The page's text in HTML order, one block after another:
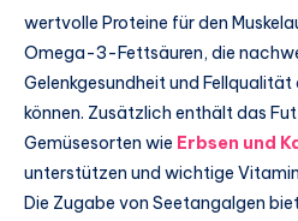
wertvolle Proteine für den
Omega-3-Fettsäuren, die
Gelenkgesundheit und Fellqualität
können. Zusätzlich enthält das
Gemüsesorten wie Erbsen und
unterstützen und wichtige
Die Zugabe von Seetangalgen